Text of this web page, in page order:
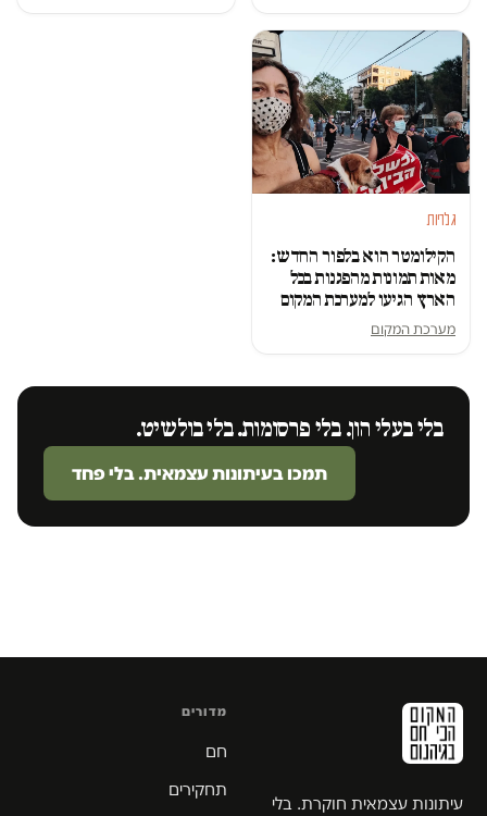
גלריות
הקילומטר הוא בלפור החדש:
מאות תמונות מהפגנות בכל
הארץ הגיעו למערכת המקום
מערכת המקום
בלי בעלי הון. בלי פרסומות. בלי בולשיט.
תמכו בעיתונות עצמאית. בלי פחד
עיתונות עצמאית חוקרת. בלי
מדורים
חם
תחקירים